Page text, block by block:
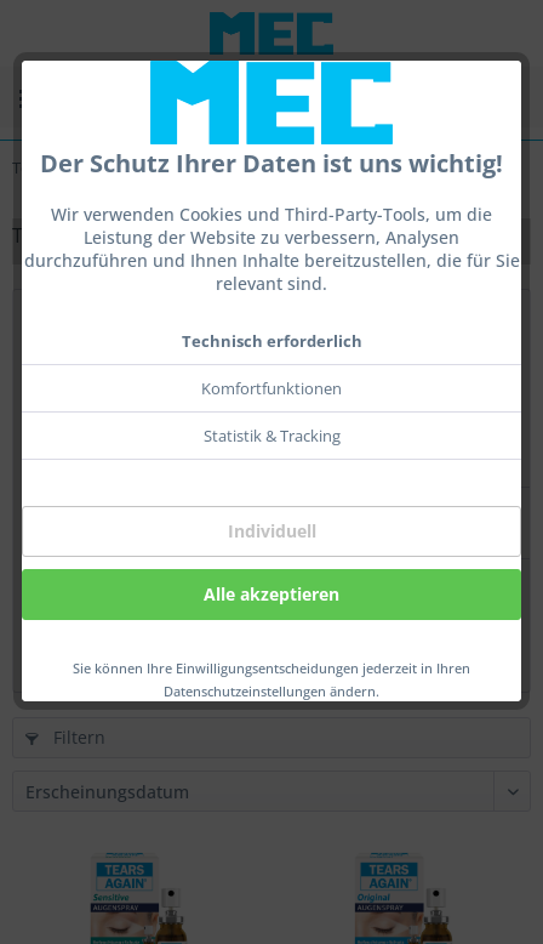
Der Schutz Ihrer Daten ist uns wichtig!
Wir verwenden Cookies und Third-Party-Tools, um die
Leistung der Website zu verbessern, Analysen
durchzuführen und Ihnen Inhalte bereitzustellen, die für Sie
relevant sind.
Technisch erforderlich
Komfortfunktionen
Statistik & Tracking
Individuell
Alle akzeptieren
Sie können Ihre Einwilligungsentscheidungen jederzeit in Ihren
Datenschutzeinstellungen ändern.
Tears Again
TEARS AGAIN
Tears Again Sensitive
Filtern